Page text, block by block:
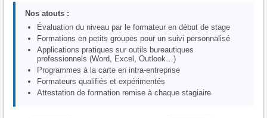
Nos atouts :
Évaluation du niveau par le formateur en début de stage
Formations en petits groupes pour un suivi personnalisé
Applications pratiques sur outils bureautiques
professionnels (Word, Excel, Outlook…)
Programmes à la carte en intra-entreprise
Formateurs qualifiés et expérimentés
Attestation de formation remise à chaque stagiaire